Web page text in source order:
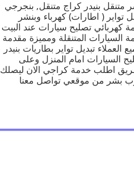
متنقل بنيدر كراج متنقل, بنجرجي
تواير ( اطارات) كهرباء وبنشر
كهربائي تصليح سيارات عند البيت
السيارات المتنقلة ومميزة مقدمة
العملاء تبديل تواير بطاريات بنيدر
السيارات امام المنزل وعلى
اطلب خدمة كراجي الان ليصلك
بشر من موقعي تواصل معنا